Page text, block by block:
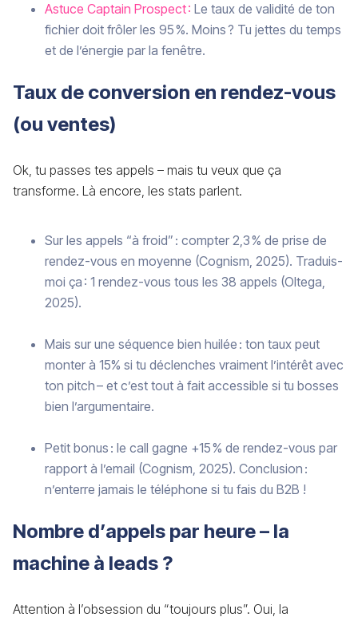
Astuce Captain Prospect : Le taux de validité de ton
fichier doit frôler les 95 %. Moins ? Tu jettes du temps
et de l’énergie par la fenêtre.
Taux de conversion en rendez-vous
(ou ventes)
Ok, tu passes tes appels – mais tu veux que ça
transforme. Là encore, les stats parlent.
Sur les appels “à froid” : compter 2,3 % de prise de
rendez-vous en moyenne (Cognism, 2025). Traduis-
moi ça : 1 rendez-vous tous les 38 appels (Oltega,
2025).
Mais sur une séquence bien huilée : ton taux peut
monter à 15% si tu déclenches vraiment l’intérêt avec
ton pitch – et c’est tout à fait accessible si tu bosses
bien l’argumentaire.
Petit bonus : le call gagne +15 % de rendez-vous par
rapport à l’email (Cognism, 2025). Conclusion :
n’enterre jamais le téléphone si tu fais du B2B !
Nombre d’appels par heure – la
machine à leads ?
Attention à l’obsession du “toujours plus”. Oui, la